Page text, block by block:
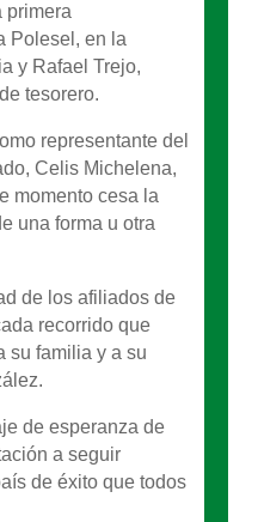
primera
Polesel, en la
y Rafael Trejo,
tesorero.
representante del
Celis Michelena,
momento cesa la
una forma u otra
de los afiliados de
recorrido que
su familia y a su
de esperanza de
a seguir
de éxito que todos